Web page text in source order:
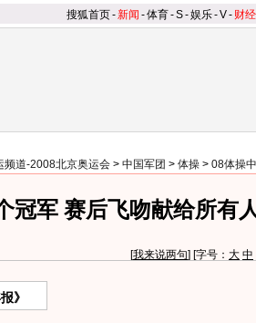
搜狐首页-新闻 -体育-S-娱乐-V- 财经
频道-2008北京奥运会 > 中国军团 > 体操 > 08体操
冠军 赛后飞吻献给所有
[我来说两句] [字号： 大 中
》